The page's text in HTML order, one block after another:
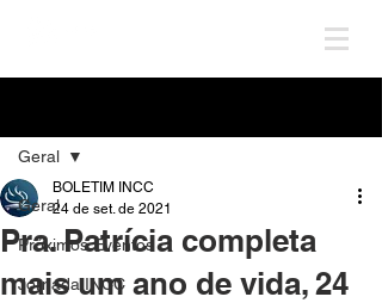
Geral
Próximos Eventos
Jornada INCC
Geral
Pra. Patrícia completa
mais um ano de vida, 24
BOLETIM INCC
24 de set. de 2021